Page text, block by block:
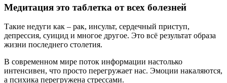
Медитация это таблетка от всех болезней
Такие недуги как – рак, инсульт, сердечный приступ,
депрессия, суицид и многое другое. Это всё результат образа
жизни последнего столетия.
В современном мире поток информации настолько
интенсивен, что просто перегружает нас. Эмоции накаляются,
а психика перегружена стрессами.